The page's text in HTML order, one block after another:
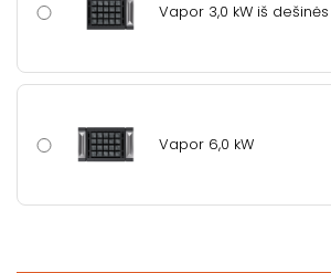
Vapor 3,0 kW iš dešinės
Vapor 6,0 kW